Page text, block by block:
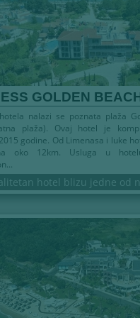
GOLDEN
nalazi se poznata plaža
plaža). Ovaj hotel je
godine. Od Limenasa i luke
oko 12km. Usluga u
hotel blizu jedne od